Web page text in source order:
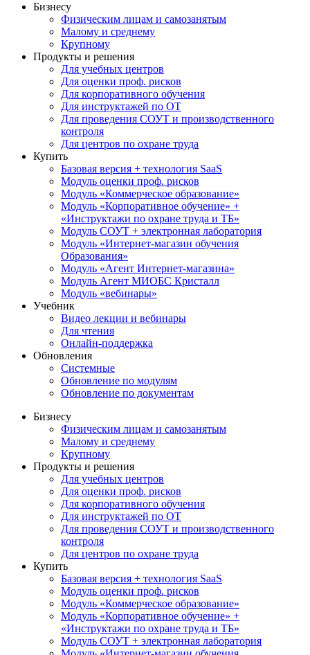
Бизнесу
Физическим лицам и самозанятым
Малому и среднему
Крупному
Продукты и решения
Для учебных центров
Для оценки проф. рисков
Для корпоративного обучения
Для инструктажей по ОТ
Для проведения СОУТ и производственного
контроля
Для центров по охране труда
Купить
Базовая версия + технология SaaS
Модуль оценки проф. рисков
Модуль «Коммерческое образование»
Модуль «Корпоративное обучение» +
«Инструктажи по охране труда и ТБ»
Модуль СОУТ + электронная лаборатория
Модуль «Интернет-магазин обучения
Образования»
Модуль «Агент Интернет-магазина»
Модуль Агент МИОБС Кристалл
Модуль «вебинары»
Учебник
Видео лекции и вебинары
Для чтения
Онлайн-поддержка
Обновления
Системные
Обновление по модулям
Обновление по документам
Бизнесу
Физическим лицам и самозанятым
Малому и среднему
Крупному
Продукты и решения
Для учебных центров
Для оценки проф. рисков
Для корпоративного обучения
Для инструктажей по ОТ
Для проведения СОУТ и производственного
контроля
Для центров по охране труда
Купить
Базовая версия + технология SaaS
Модуль оценки проф. рисков
Модуль «Коммерческое образование»
Модуль «Корпоративное обучение» +
«Инструктажи по охране труда и ТБ»
Модуль СОУТ + электронная лаборатория